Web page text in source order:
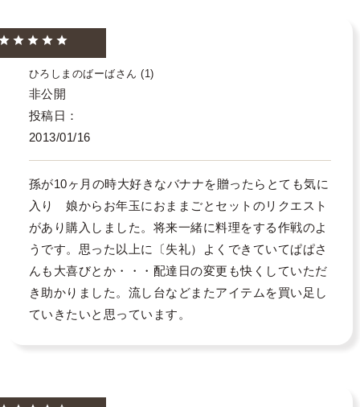
ひろしまのばーば 1
非公開
投稿日
2013/01/16
孫が10ヶ月の時大好きなバナナを贈ったらとても気に
入り　娘からお年玉におままごとセットのリクエスト
があり購入しました。将来一緒に料理をする作戦のよ
うです。思った以上に〔失礼）よくできていてぱぱさ
んも大喜びとか・・・配達日の変更も快くしていただ
き助かりました。流し台などまたアイテムを買い足し
ていきたいと思っています。